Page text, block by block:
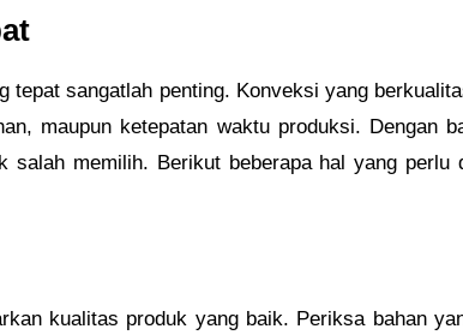
sangatlah penting. Konveksi yang
maupun ketepatan waktu produksi. Dengan
salah memilih. Berikut beberapa hal yang perlu
kualitas produk yang baik. Periksa bahan